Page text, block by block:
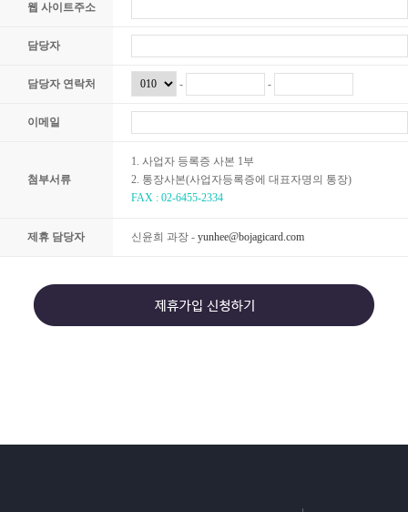
웹 사이트주소
담당자
담당자 연락처 - -
이메일
첨부서류
1. 사업자 등록증 사본 1부
2. 통장사본(사업자등록증에 대표자명의 통장)
FAX : 02-6455-2334
제휴 담당자 신윤희 과장 - yunhee@bojagicard.com